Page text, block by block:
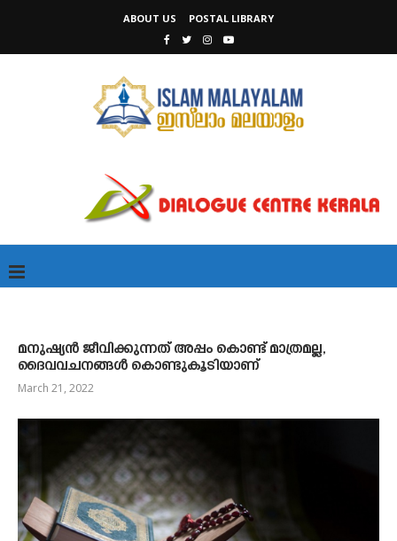
ABOUT US POSTAL LIBRARY
മനുഷ്യൻ ജീവിക്കുന്നത് അപ്പം കൊണ്ട് മാത്രമല്ല,
ദൈവവചനങ്ങൾ കൊണ്ടുകൂടിയാണ്
March 21, 2022